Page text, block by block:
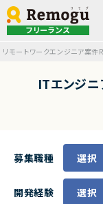
フリーランス
リモートワークエンジニア案件
ITエンジ
募集職種 選択
開発経験 選択